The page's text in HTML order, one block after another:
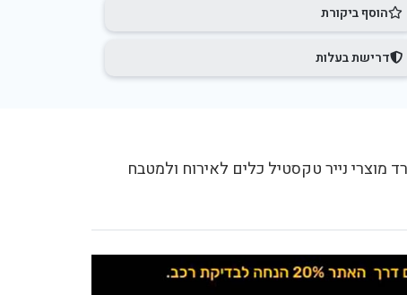
הוסף ביקורת
דרישת בעלות
מוצרי נייר טקסטיל כלים לאירוח ולמטבח